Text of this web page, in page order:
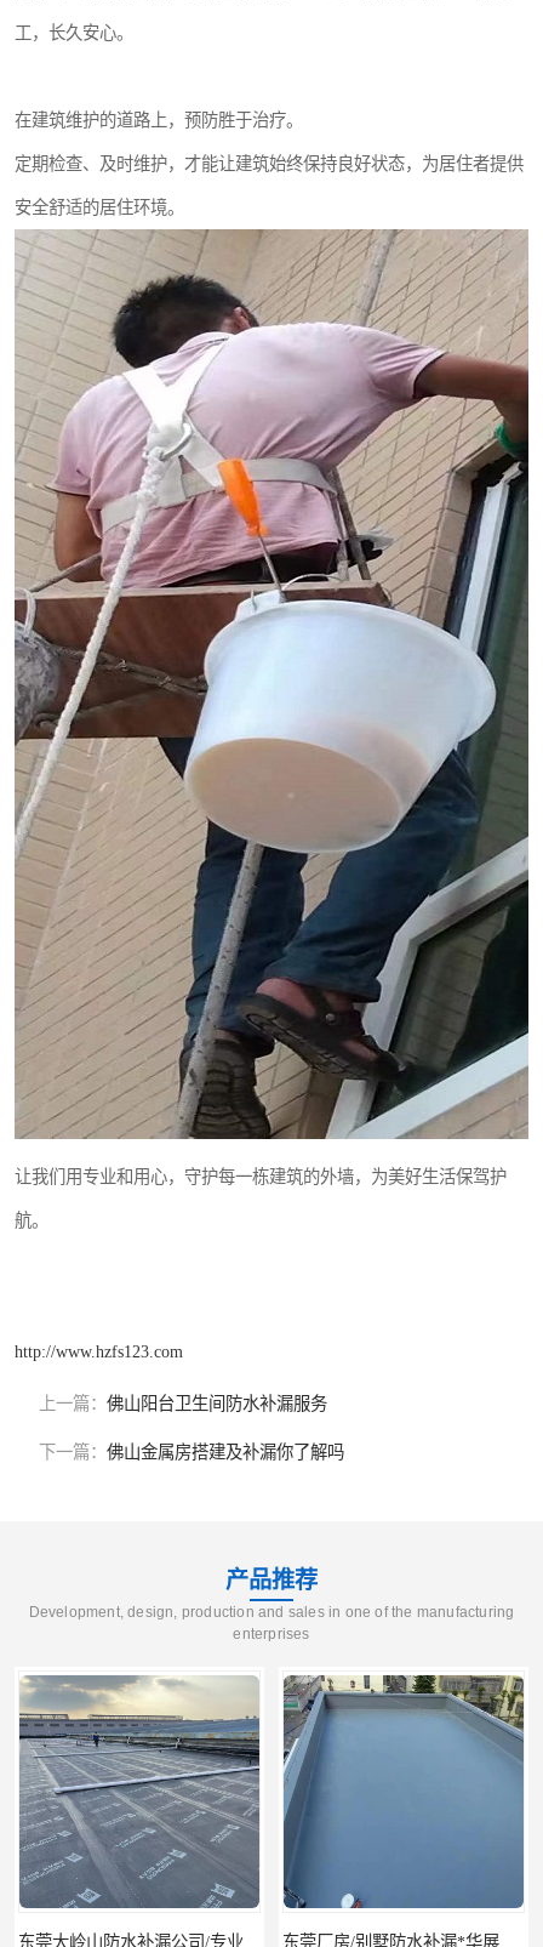
工，长久安心。
在建筑维护的道路上，预防胜于治疗。
定期检查、及时维护，才能让建筑始终保持良好状态，为居住者提供
安全舒适的居住环境。
让我们用专业和用心，守护每一栋建筑的外墙，为美好生活保驾护
航。
http://www.hzfs123.com
上一篇： 佛山阳台卫生间防水补漏服务
下一篇： 佛山金属房搭建及补漏你了解吗
产品推荐
Development, design, production and sales in one of the manufacturing
enterprises
东莞厂房/别墅防水补漏*华展防水，技术全面、专业靠谱